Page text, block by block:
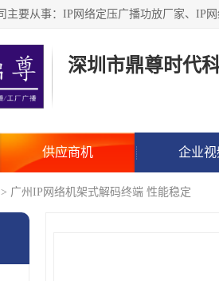
深圳市鼎尊时代
供应商机 企业视
> 广州IP网络机架式解码终端 性能稳定